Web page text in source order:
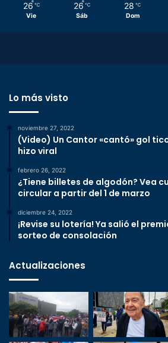
26 ℃
Vie
26 ℃
Sáb
28 ℃
Dom
Lo más visto
noviembre 27, 2022
(Video) Un Cantor «cantó» gol
hizo viral
febrero 26, 2022
¿Tiene billetes de algodón? Vea
circular a partir del 1 de marzo
diciembre 24, 2022
¡Revise su lotería! Ya salió el
sorteo de consolación
Actualizaciones